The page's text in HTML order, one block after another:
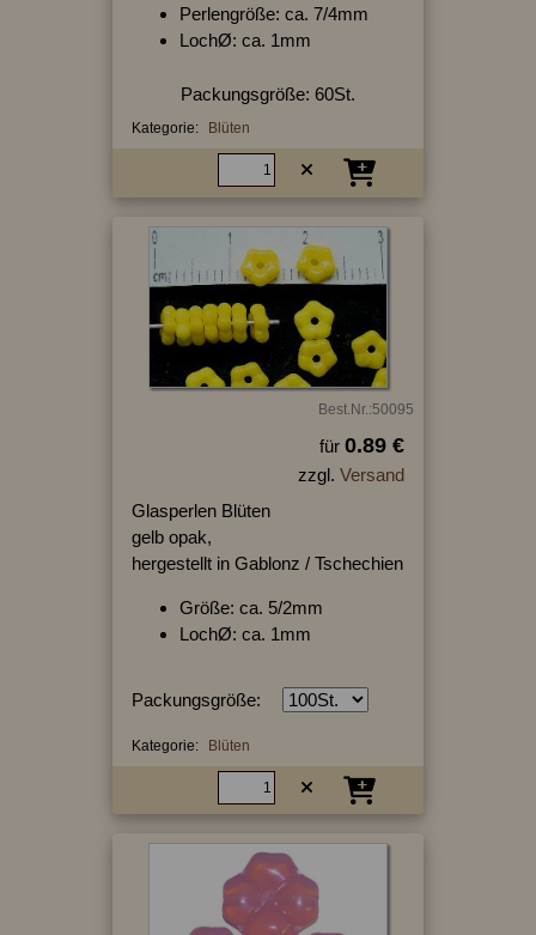
Perlengröße: ca. 7/4mm
LochØ: ca. 1mm
Packungsgröße: 60St.
Kategorie: Blüten
Best.Nr.:50095
für 0.89 €
zzgl. Versand
Glasperlen Blüten
gelb opak,
hergestellt in Gablonz / Tschechien
Größe: ca. 5/2mm
LochØ: ca. 1mm
Packungsgröße:
Kategorie: Blüten